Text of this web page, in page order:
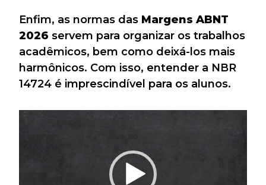
Enfim, as normas das Margens ABNT
2026 servem para organizar os trabalhos
acadêmicos, bem como deixá-los mais
harmônicos. Com isso, entender a NBR
14724 é imprescindível para os alunos.
Tocador